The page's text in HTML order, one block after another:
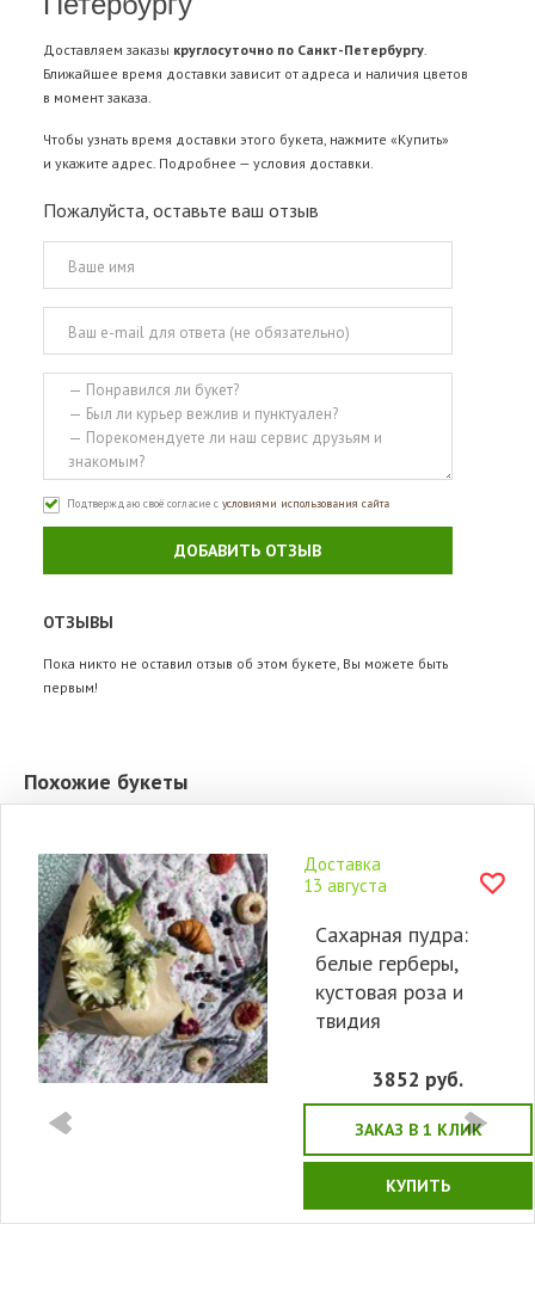
Доставляем заказы круглосуточно по Санкт-Петербургу.
Ближайшее время доставки зависит от адреса и наличия цветов
в момент заказа.
Чтобы узнать время доставки этого букета, нажмите «Купить»
и укажите адрес. Подробнее — условия доставки.
Пожалуйста, оставьте ваш отзыв
Подтверждаю своё согласие с условиями использования сайта
ДОБАВИТЬ ОТЗЫВ
ОТЗЫВЫ
Пока никто не оставил отзыв об этом букете, Вы можете быть
первым!
Похожие букеты
Доставка
13 августа
Сахарная пудра:
белые герберы,
кустовая роза и
твидия
3852 руб.
ЗАКАЗ В 1 КЛИК
КУПИТЬ